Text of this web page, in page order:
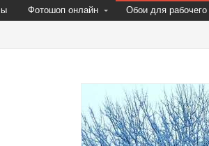
Фотошоп онлайн Обои для рабочего